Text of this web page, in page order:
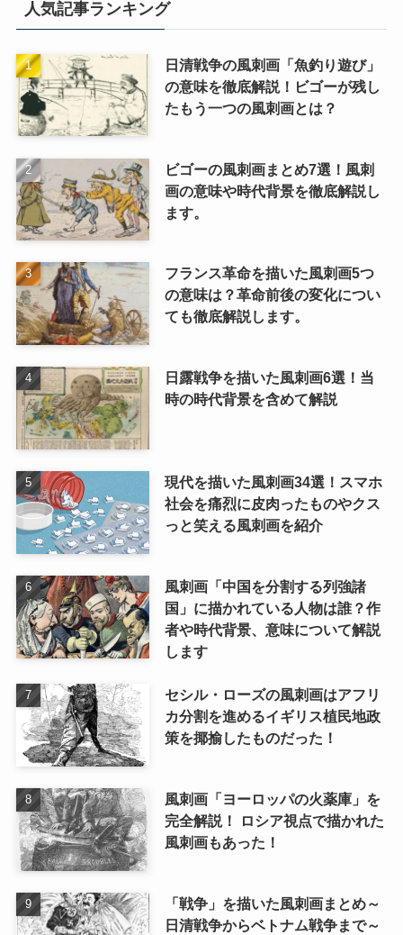
人気記事ランキング
日清戦争の風刺画「魚釣り遊び」
の意味を徹底解説！ビゴーが残し
たもう一つの風刺画とは？
ビゴーの風刺画まとめ7選！風刺
画の意味や時代背景を徹底解説し
ます。
フランス革命を描いた風刺画5つ
の意味は？革命前後の変化につい
ても徹底解説します。
日露戦争を描いた風刺画6選！当
時の時代背景を含めて解説
現代を描いた風刺画34選！スマホ
社会を痛烈に皮肉ったものやクス
っと笑える風刺画を紹介
風刺画「中国を分割する列強諸
国」に描かれている人物は誰？作
者や時代背景、意味について解説
します
セシル・ローズの風刺画はアフリ
カ分割を進めるイギリス植民地政
策を揶揄したものだった！
風刺画「ヨーロッパの火薬庫」を
完全解説！ ロシア視点で描かれた
風刺画もあった！
「戦争」を描いた風刺画まとめ～
日清戦争からベトナム戦争まで～